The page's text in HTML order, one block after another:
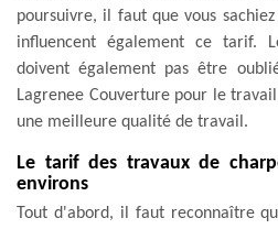
poursuivre, il faut que vous
influencent également ce tarif.
doivent également pas être
Lagrenee Couverture pour le
une meilleure qualité de travail.
Le tarif des travaux de
environs
Tout d'abord, il faut reconnaître